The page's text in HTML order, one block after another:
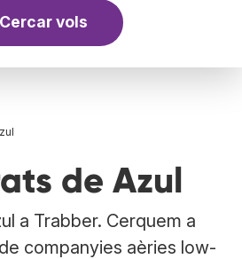
Cercar vols
de Azul
a Trabber. Cerquem a
companyies aèries low-